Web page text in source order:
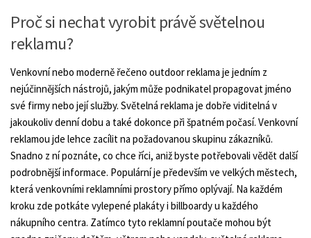
Proč si nechat vyrobit právě světelnou
reklamu?
Venkovní nebo moderně řečeno outdoor reklama je jedním z
nejúčinnějších nástrojů, jakým může podnikatel propagovat jméno
své firmy nebo její služby. Světelná reklama je dobře viditelná v
jakoukoliv denní dobu a také dokonce při špatném počasí. Venkovní
reklamou jde lehce zacílit na požadovanou skupinu zákazníků.
Snadno z ní poznáte, co chce říci, aniž byste potřebovali vědět další
podrobnější informace. Populární je především ve velkých městech,
která venkovními reklamními prostory přímo oplývají. Na každém
kroku zde potkáte vylepené plakáty i billboardy u každého
nákupního centra. Zatímco tyto reklamní poutače mohou být